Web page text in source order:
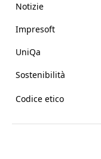
Notizie
Impresoft
UniQa
Sostenibilità
Codice etico